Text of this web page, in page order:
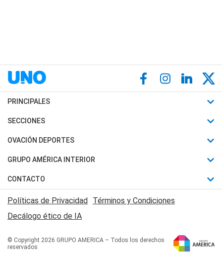
PRINCIPALES
Últimas Noticias
Política
Judiciales
Economia
SECCIONES
Horóscopo
Motores
Trucos caseros
Series y Películas
Edictos y Solicitadas
OVACIÓN DEPORTES
Fútbol
Mundial
Automovilismo
Rugby
Básquet
GRUPO AMÉRICA INTERIOR
Canal 7 en Vivo
San Juan 8
CONTACTO
Acerca de Nosotros
Contactanos
Políticas de Privacidad Términos y Condiciones
Decálogo ético de IA
© Copyright 2026 GRUPO AMERICA – Todos los derechos
reservados